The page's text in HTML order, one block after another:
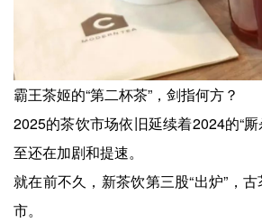
霸王茶姬的“第二杯茶”，剑指何方？
2025的茶饮市场依旧延续着2024的“厮
至还在加剧和提速。
就在前不久，新茶饮第三股“出炉”，
市。